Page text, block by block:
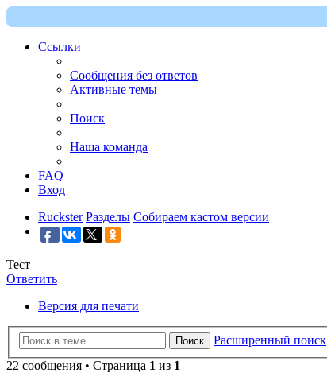
Ссылки
Сообщения без ответов
Активные темы
Поиск
Наша команда
FAQ
Вход
Ruckster Разделы Собираем кастом версии
Тест
Ответить
Версия для печати
Поиск
Расширенный поиск
22 сообщения • Страница 1 из 1